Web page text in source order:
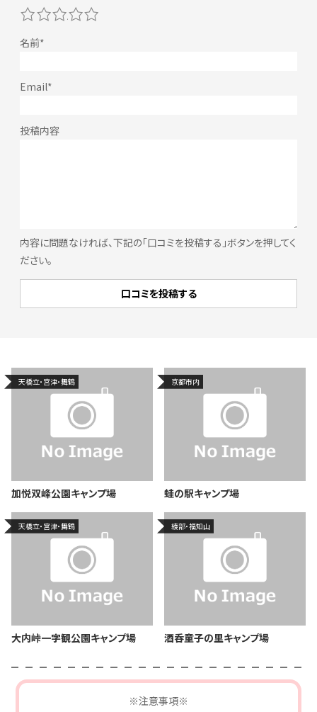
内容に問題なければ、下記の「口コミを投稿する」ボタンを押してく
ださい。
5
4
3
2
天橋立・宮津・舞鶴
加悦双峰公園キャンプ場
京都市内
蛙の駅キャンプ場
天橋立・宮津・舞鶴
大内峠一字観公園キャンプ場
綾部・福知山
酒呑童子の里キャンプ場
※注意事項※